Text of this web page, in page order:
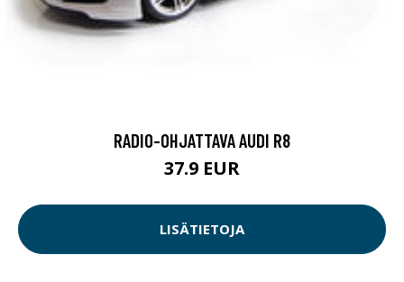
RADIO-OHJATTAVA AUDI R8
37.9 EUR
LISÄTIETOJA